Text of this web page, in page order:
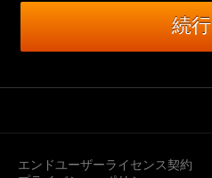
続行
エンドユーザーライセンス契約